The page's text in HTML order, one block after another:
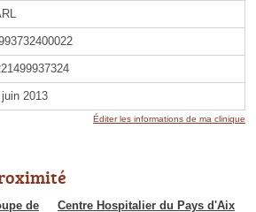
juin 2013
Éditer les informations de ma clinique
de
Centre Hospitalier du Pays d'Aix